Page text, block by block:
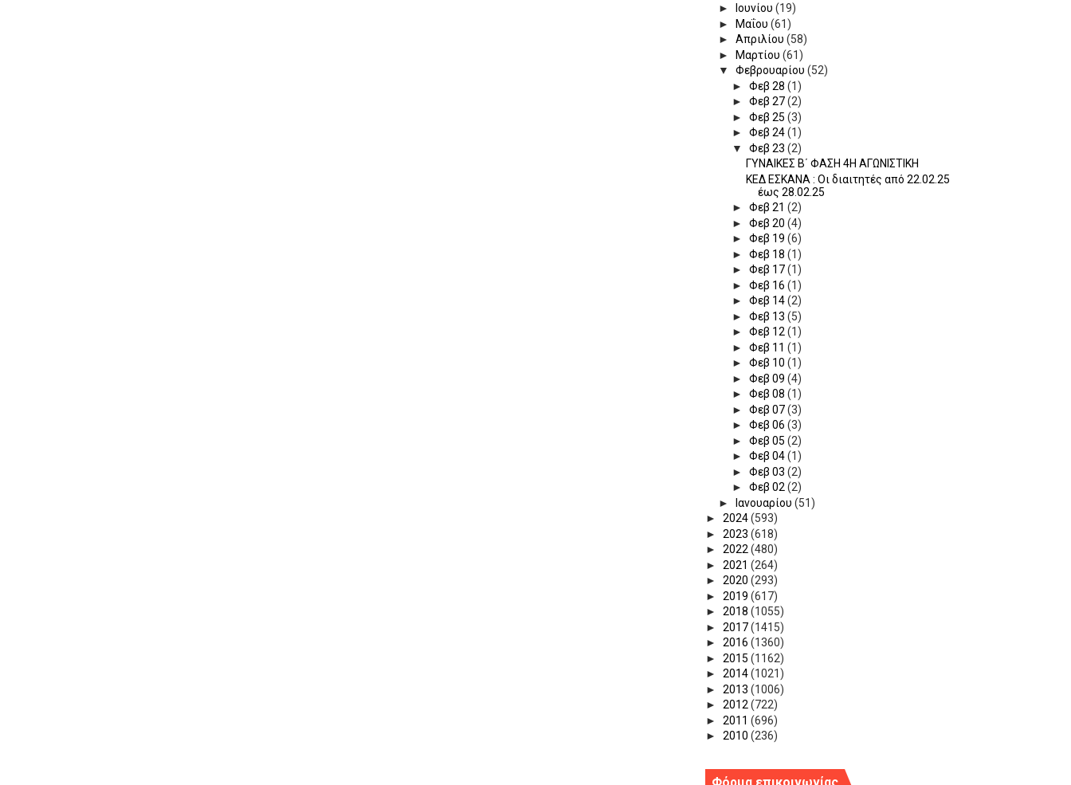
►
Ιουνίου(19)
► Μαΐου(61)
►Απριλίου(58)
► Μαρτίου(61)
▼Φεβρουαρίου(52)
►Φεβ 28(1)
►Φεβ 27(2)
►Φεβ 25(3)
►Φεβ 24(1)
▼Φεβ 23(2)
ΓΥΝΑΙΚΕΣ Β΄ ΦΑΣΗ 4Η ΑΓΩΝΙΣΤΙΚΗ
ΚΕΔ ΕΣΚΑΝΑ : Οι διαιτητές από 22.02.25
έως 28.02.25
►Φεβ 21(2)
►Φεβ 20(4)
►Φεβ 19(6)
►Φεβ 18(1)
►Φεβ 17(1)
►Φεβ 16(1)
►Φεβ 14(2)
►Φεβ 13(5)
►Φεβ 12(1)
►Φεβ 11(1)
►Φεβ 10(1)
►Φεβ 09(4)
►Φεβ 08(1)
►Φεβ 07(3)
►Φεβ 06(3)
►Φεβ 05(2)
►Φεβ 04(1)
►Φεβ 03(2)
►Φεβ 02(2)
►
Ιανουαρίου(51)
► 2024(593)
► 2023 (618)
► 2022(480)
► 2021 (264)
► 2020 (293)
► 2019 (617)
► 2018 (1055)
► 2017(1415)
► 2016 (1360)
► 2015 (1162)
► 2014(1021)
► 2013 (1006)
► 2012(722)
► 2011 (696)
► 2010 (236)